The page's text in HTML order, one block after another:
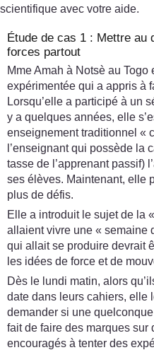
scientifique avec votre aide.
Étude de cas 1 : Mettre au
forces partout
Mme Amah à Notsè au
expérimentée qui a appris à
Lorsqu’elle a participé à un
y a quelques années, elle
enseignement traditionnel «
l’enseignant qui possède la
tasse de l’apprenant passif)
ses élèves. Maintenant, elle
plus de défis.
Elle a introduit le sujet de la
allaient vivre une « semaine
qui allait se produire devrait
les idées de force et de
Dès le lundi matin, alors
date dans leurs cahiers, elle
demander si une
fait de faire des marques sur
encouragés à tenter des